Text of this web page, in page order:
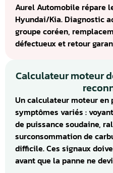
Aurel Automobile répare
Hyundai/Kia. Diagnostic
groupe coréen,
défectueux et retour
Calculateur moteur
Un calculateur moteur en
symptômes variés :
de puissance soudaine,
surconsommation de
difficile. Ces signaux
avant que la panne ne